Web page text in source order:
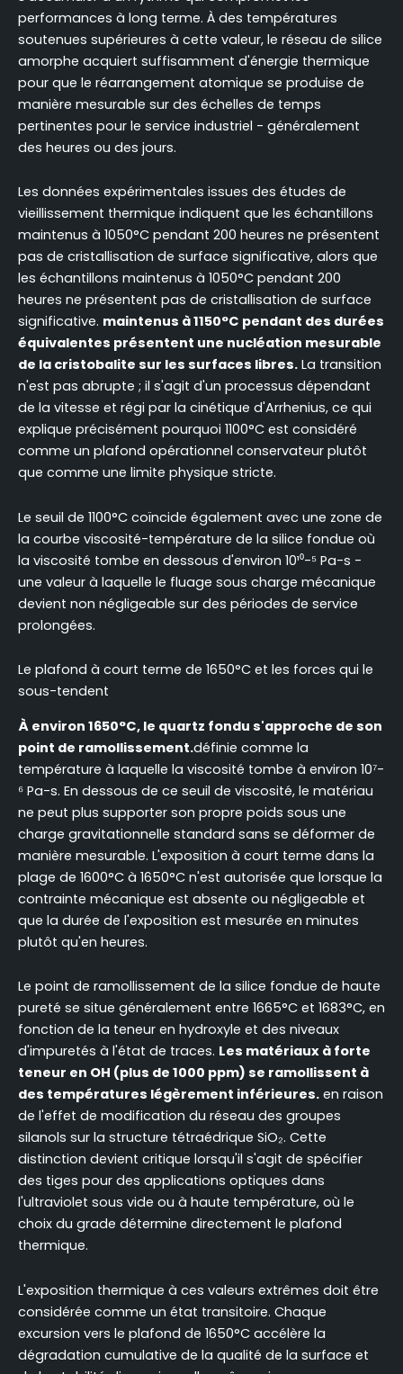
performances à long terme. À des températures
soutenues supérieures à cette valeur, le réseau de silice
amorphe acquiert suffisamment d'énergie thermique
pour que le réarrangement atomique se produise de
manière mesurable sur des échelles de temps
pertinentes pour le service industriel - généralement
des heures ou des jours.
Les données expérimentales issues des études de
vieillissement thermique indiquent que les échantillons
maintenus à 1050°C pendant 200 heures ne présentent
pas de cristallisation de surface significative, alors que
les échantillons maintenus à 1050°C pendant 200
heures ne présentent pas de cristallisation de surface
significative. maintenus à 1150°C pendant des durées
équivalentes présentent une nucléation mesurable
de la cristobalite sur les surfaces libres. La transition
n'est pas abrupte ; il s'agit d'un processus dépendant
de la vitesse et régi par la cinétique d'Arrhenius, ce qui
explique précisément pourquoi 1100°C est considéré
comme un plafond opérationnel conservateur plutôt
que comme une limite physique stricte.
Le seuil de 1100°C coïncide également avec une zone de
la courbe viscosité-température de la silice fondue où
la viscosité tombe en dessous d'environ 10¹⁰-⁵ Pa-s -
une valeur à laquelle le fluage sous charge mécanique
devient non négligeable sur des périodes de service
prolongées.
Le plafond à court terme de 1650°C et les forces qui le
sous-tendent
À environ 1650°C, le quartz fondu s'approche de son
point de ramollissement.définie comme la
température à laquelle la viscosité tombe à environ 10⁷-
⁶ Pa-s. En dessous de ce seuil de viscosité, le matériau
ne peut plus supporter son propre poids sous une
charge gravitationnelle standard sans se déformer de
manière mesurable. L'exposition à court terme dans la
plage de 1600°C à 1650°C n'est autorisée que lorsque la
contrainte mécanique est absente ou négligeable et
que la durée de l'exposition est mesurée en minutes
plutôt qu'en heures.
Le point de ramollissement de la silice fondue de haute
pureté se situe généralement entre 1665°C et 1683°C, en
fonction de la teneur en hydroxyle et des niveaux
d'impuretés à l'état de traces. Les matériaux à forte
teneur en OH (plus de 1000 ppm) se ramollissent à
des températures légèrement inférieures. en raison
de l'effet de modification du réseau des groupes
silanols sur la structure tétraédrique SiO₂. Cette
distinction devient critique lorsqu'il s'agit de spécifier
des tiges pour des applications optiques dans
l'ultraviolet sous vide ou à haute température, où le
choix du grade détermine directement le plafond
thermique.
L'exposition thermique à ces valeurs extrêmes doit être
considérée comme un état transitoire. Chaque
excursion vers le plafond de 1650°C accélère la
dégradation cumulative de la qualité de la surface et